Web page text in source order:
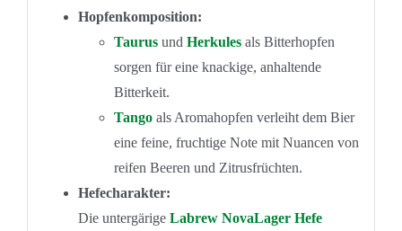
Hopfenkomposition:
Taurus und Herkulesals Bitterhopfen
sorgen für eine knackige, anhaltende
Bitterkeit.
Tangoals Aromahopfen verleiht dem Bier
eine feine, fruchtige Note mit Nuancen von
reifen Beeren und Zitrusfrüchten.
Hefecharakter:
Die untergärige Labrew NovaLager Hefe